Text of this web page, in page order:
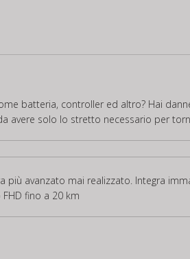
batteria, controller ed altro? Hai
avere solo lo stretto necessario per
avanzato mai realizzato. Integra
fino a 20 km